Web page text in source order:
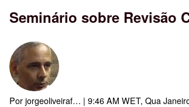
Seminário sobre Revisão
Porjorgeoliveiraf… | 9:46 AM WET, Qua